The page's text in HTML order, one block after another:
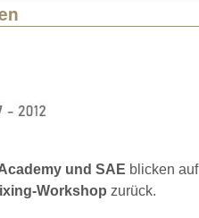
und SAE blicken auf
Workshop zurück.